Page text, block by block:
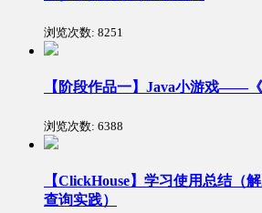
浏览次数: 8251
【阶段作品一】Java小游戏——《
浏览次数: 6388
【ClickHouse】学习使用总结（
查询实践）